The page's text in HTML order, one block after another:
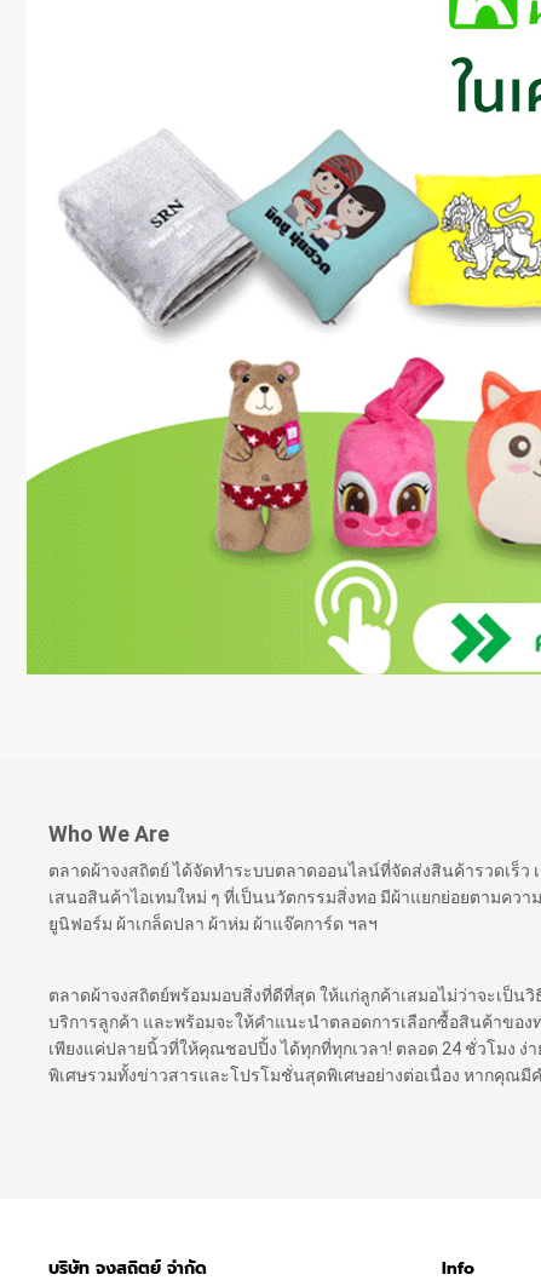
Who We Are
ตลาดผ้าจงสถิตย์ ได้จัดทำระบบตลาดออนไลน์ที่จัดส่งสินค้ารวดเร็
เสนอสินค้าไอเทมใหม่ ๆ ที่เป็นนวัตกรรมสิ่งทอ มีผ้าแยกย่อยตามคว
ยูนิฟอร์ม ผ้าเกล็ดปลา ผ้าห่ม ผ้าแจ๊คการ์ด ฯลฯ
ตลาดผ้าจงสถิตย์พร้อมมอบสิ่งที่ดีที่สุด ให้แก่ลูกค้าเสมอไม่ว่าจะเป็น
บริการลูกค้า และพร้อมจะให้คำแนะนำตลอดการเลือกซื้อสินค้าขอ
เพียงแค่ปลายนิ้วที่ให้คุณชอปปิ้ง ได้ทุกที่ทุกเวลา! ตลอด 24 ชั่วโมง ง่
พิเศษรวมทั้งข่าวสารและโปรโมชั่นสุดพิเศษอย่างต่อเนื่อง หากคุณมี
บริษัท จงสถิตย์ จำกัด Info